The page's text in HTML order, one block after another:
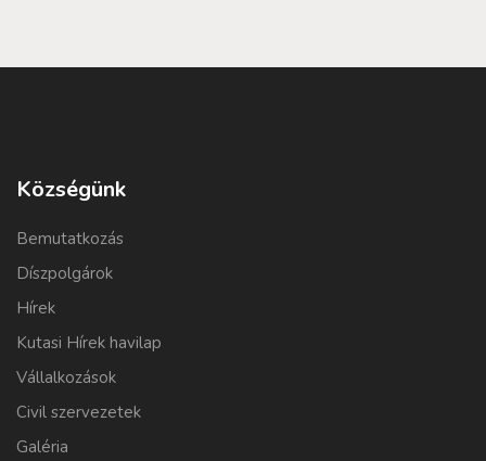
Községünk
Bemutatkozás
Díszpolgárok
Hírek
Kutasi Hírek havilap
Vállalkozások
Civil szervezetek
Galéria